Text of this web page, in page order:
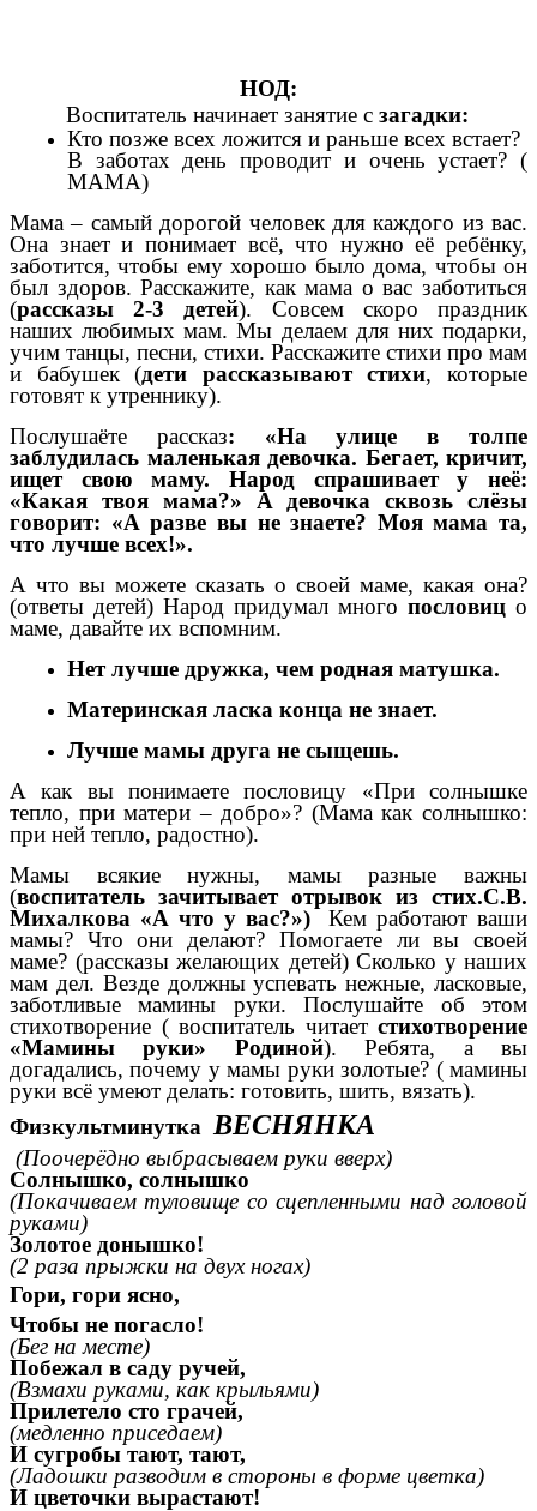
НОД:
Воспитатель начинает занятие сзагадки:
Кто позже всех ложится и раньше всех встает?
В заботах день проводит и очень устает? (
МАМА)
Мама – самый дорогой человек для каждого из вас.
Она знает и понимает всё, что нужно её ребёнку,
заботится, чтобы ему хорошо было дома, чтобы он
был здоров. Расскажите, как мама о вас заботиться
(рассказы 2-3 детей). Совсем скоро праздник
наших любимых мам. Мы делаем для них подарки,
учим танцы, песни, стихи. Расскажите стихи про мам
и бабушек (дети рассказывают стихи, которые
готовят к утреннику).
Послушаёте рассказ: «На улице в толпе
заблудилась маленькая девочка. Бегает, кричит,
ищет свою маму. Народ спрашивает у неё:
«Какая твоя мама?» А девочка сквозь слёзы
говорит: «А разве вы не знаете? Моя мама та,
что лучше всех!».
А что вы можете сказать о своей маме, какая она?
(ответы детей) Народ придумал много пословиц о
маме, давайте их вспомним.
Нет лучше дружка, чем родная матушка.
Материнская ласка конца не знает.
Лучше мамы друга не сыщешь.
А как вы понимаете пословицу «При солнышке
тепло, при матери – добро»? (Мама как солнышко:
при ней тепло, радостно).
Мамы всякие нужны, мамы разные важны
(воспитатель зачитывает отрывок из стих.С.В.
Михалкова «А что у вас?»)Кем работают ваши
мамы? Что они делают? Помогаете ли вы своей
маме? (рассказы желающих детей) Сколько у наших
мам дел. Везде должны успевать нежные, ласковые,
заботливые мамины руки. Послушайте об этом
стихотворение ( воспитатель читает стихотворение
«Мамины руки» Родиной). Ребята, а вы
догадались, почему у мамы руки золотые? ( мамины
руки всё умеют делать: готовить, шить, вязать).
Физкультминутка ВЕСНЯНКА
(Поочерёдно выбрасываем руки вверх)
Солнышко, солнышко
(Покачиваем туловище со сцепленными над головой
руками)
Золотое донышко!
(2 раза прыжки на двух ногах)
Гори, гори ясно,
Чтобы не погасло!
(Бег на месте)
Побежал в саду ручей,
(Взмахи руками, как крыльями)
Прилетело сто грачей,
(медленно приседаем)
И сугробы тают, тают,
(Ладошки разводим в стороны в форме цветка)
И цветочки вырастают!